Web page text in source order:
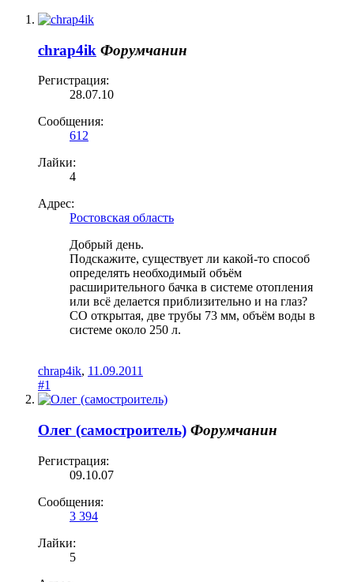
chrap4ik Форумчанин
Регистрация:
28.07.10
Сообщения:
612
Лайки:
4
Адрес:
Ростовская область
Добрый день.
Подскажите, существует ли какой-то способ
определять необходимый объём
расширительного бачка в системе отопления
или всё делается приблизительно и на глаз?
СО открытая, две трубы 73 мм, объём воды в
системе около 250 л.
chrap4ik, 11.09.2011
#1
Олег (самостроитель) Форумчанин
Регистрация:
09.10.07
Сообщения:
3 394
Лайки:
5